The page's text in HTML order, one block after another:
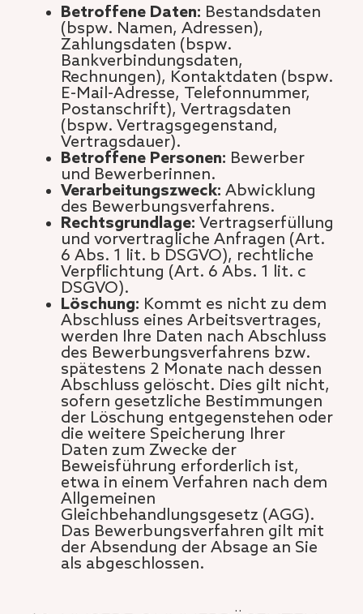
Betroffene Daten: Bestandsdaten
(bspw. Namen, Adressen),
Zahlungsdaten (bspw.
Bankverbindungsdaten,
Rechnungen), Kontaktdaten (bspw.
E-Mail-Adresse, Telefonnummer,
Postanschrift), Vertragsdaten
(bspw. Vertragsgegenstand,
Vertragsdauer).
Betroffene Personen: Bewerber
und Bewerberinnen.
Verarbeitungszweck: Abwicklung
des Bewerbungsverfahrens.
Rechtsgrundlage: Vertragserfüllung
und vorvertragliche Anfragen (Art.
6 Abs. 1 lit. b DSGVO), rechtliche
Verpflichtung (Art. 6 Abs. 1 lit. c
DSGVO).
Löschung: Kommt es nicht zu dem
Abschluss eines Arbeitsvertrages,
werden Ihre Daten nach Abschluss
des Bewerbungsverfahrens bzw.
spätestens 2 Monate nach dessen
Abschluss gelöscht. Dies gilt nicht,
sofern gesetzliche Bestimmungen
der Löschung entgegenstehen oder
die weitere Speicherung Ihrer
Daten zum Zwecke der
Beweisführung erforderlich ist,
etwa in einem Verfahren nach dem
Allgemeinen
Gleichbehandlungsgesetz (AGG).
Das Bewerbungsverfahren gilt mit
der Absendung der Absage an Sie
als abgeschlossen.